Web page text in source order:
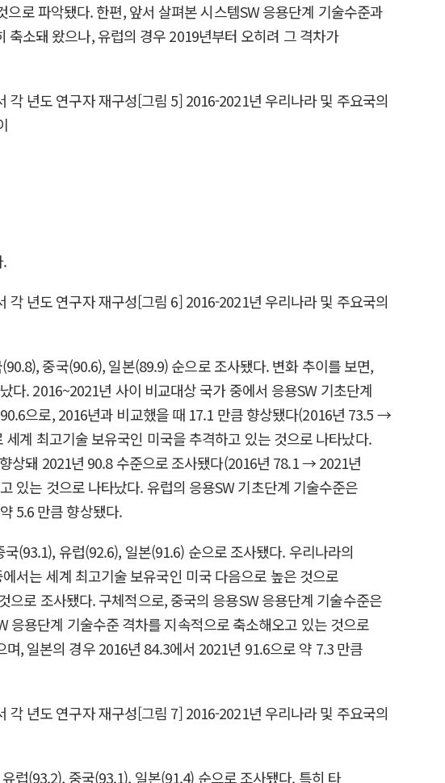
로 파악됐다. 한편, 앞서 살펴본 시스템SW 응용단계 기술수준과
소돼 왔으나, 유럽의 경우 2019년부터 오히려 그 격차가
.
중국(90.6), 일본(89.9) 순으로 조사됐다. 변화 추이를 보면,
다. 2016~2021년 사이 비교대상 국가 중에서 응용SW 기초단계
으로, 2016년과 비교했을 때 17.1 만큼 향상됐다(2016년 73.5 →
계 최고기술 보유국인 미국을 추격하고 있는 것으로 나타났다.
상돼 2021년 90.8 수준으로 조사됐다(2016년 78.1 → 2021년
있는 것으로 나타났다. 유럽의 응용SW 기초단계 기술수준은
5.6 만큼 향상됐다.
(93.1), 유럽(92.6), 일본(91.6) 순으로 조사됐다. 우리나라의
서는 세계 최고기술 보유국인 미국 다음으로 높은 것으로
로 조사됐다. 구체적으로, 중국의 응용SW 응용단계 기술수준은
용단계 기술수준 격차를 지속적으로 축소해오고 있는 것으로
, 일본의 경우 2016년 84.3에서 2021년 91.6으로 약 7.3 만큼
럽(93.2), 중국(93.1), 일본(91.4) 순으로 조사됐다. 특히 타